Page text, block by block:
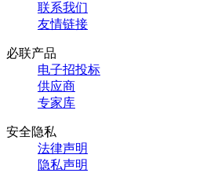
联系我们
友情链接
必联产品
电子招投标
供应商
专家库
安全隐私
法律声明
隐私声明